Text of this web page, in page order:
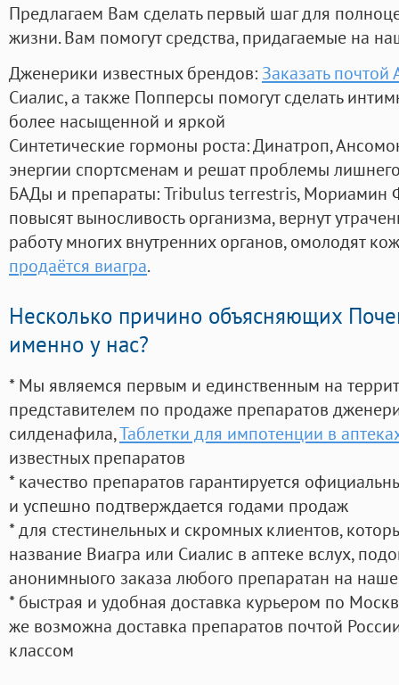
Предлагаем Вам сделать первый шаг для
жизни. Вам помогут средства, придагаемые на
Дженерики известных брендов: Заказать
Сиалис, а также Попперсы помогут сделать
более насыщенной и яркой
Синтетические гормоны роста: Динатроп,
энергии спортсменам и решат проблемы
БАДы и препараты:Tribulus terrestris, Мориамин
повысят выносливость организма, вернут
работу многих внутренних органов, омолодят
продаётся виагра.
Несколько причино объясняющих
именно у нас?
* Мы являемся первым и единственным на
представителем по продаже препаратов
силденафила,Таблетки для импотенции в
известных препаратов
* качество препаратов гарантируется
и успешно подтверждается годами продаж
* для стестинельных и скромных клиентов,
название Виагра или Сиалис в аптеке вслух,
анонимныого заказа любого препаратан на
* быстрая и удобная доставка курьером по
же возможна доставка препаратов почтой
классом